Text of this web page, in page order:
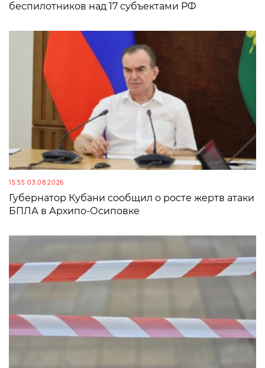
беспилотников над 17 субъектами РФ
15:55 03.08.2026
Губернатор Кубани сообщил о росте жертв атаки
БПЛА в Архипо-Осиповке